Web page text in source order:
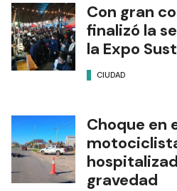
Con gran
finalizó la
la Expo
CIUDAD
Choque en
gravedad